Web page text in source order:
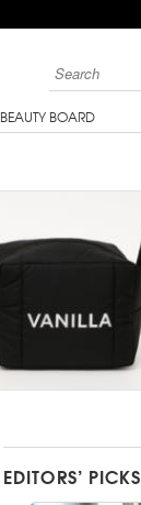
BEAUTY BOARD
EDITORS’ PICKS